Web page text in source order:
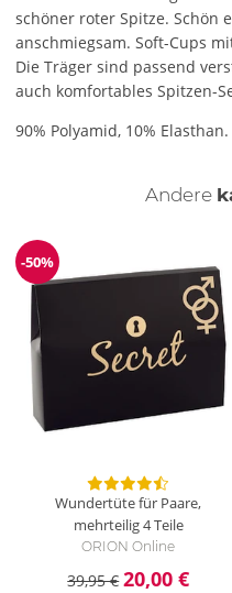
schöner roter Spitze. Schön
anschmiegsam. Soft-Cups
Die Träger sind passend
auch komfortables Spitzen-
90% Polyamid, 10% Elasthan.
Andere
Reduzierung
-50%
Wundertüte für Paare,
mehrteilig4 Teile
ORION Online
39,95 € 20,00 €